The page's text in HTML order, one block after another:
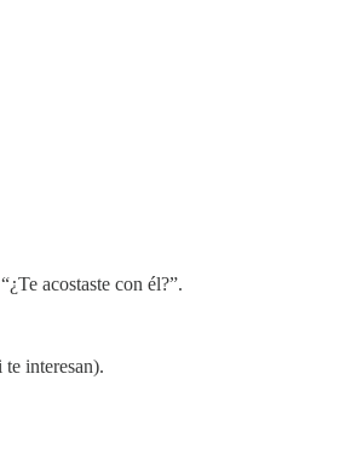
acostaste con él?”.
interesan).